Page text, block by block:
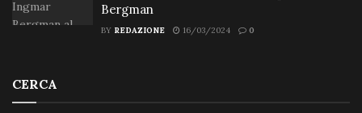
Bergman
BY REDAZIONE 16/03/2024 0
CERCA